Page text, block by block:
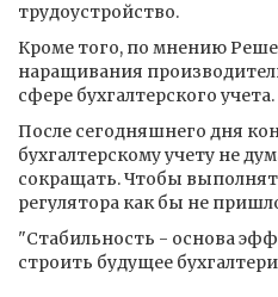
трудоустройство.
Кроме того, по мнению
наращивания
сфере бухгалтерского учета.
После сегодняшнего дня
бухгалтерскому учету не
сокращать. Чтобы
регулятора как бы не
"Стабильность - основа
строить будущее